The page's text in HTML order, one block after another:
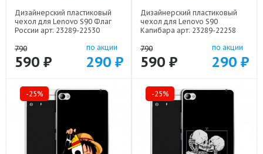
Дизайнерский пластиковый
чехол для Lenovo S90 Флаг
России арт: 23289-22530
790
590 ₽
по акции
290 ₽
Дизайнерский пластиковый
чехол для Lenovo S90
Капибара арт: 23289-22258
790
590 ₽
по акции
290 ₽
-25% -25%